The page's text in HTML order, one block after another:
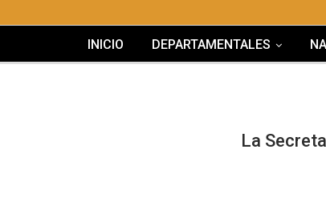
INICIO DEPARTAMENTALES
La